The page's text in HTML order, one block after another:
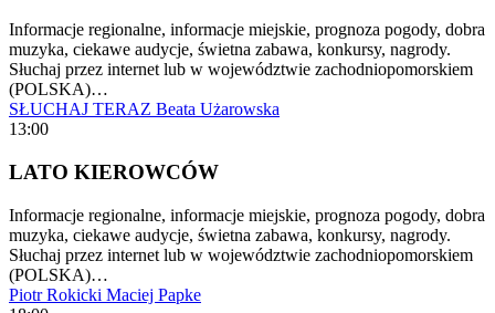
Informacje regionalne, informacje miejskie, prognoza pogody, dobra
muzyka, ciekawe audycje, świetna zabawa, konkursy, nagrody.
Słuchaj przez internet lub w województwie zachodniopomorskiem
(POLSKA)…
SŁUCHAJ TERAZ Beata Użarowska
13:00
LATO KIEROWCÓW
Informacje regionalne, informacje miejskie, prognoza pogody, dobra
muzyka, ciekawe audycje, świetna zabawa, konkursy, nagrody.
Słuchaj przez internet lub w województwie zachodniopomorskiem
(POLSKA)…
Piotr Rokicki Maciej Papke